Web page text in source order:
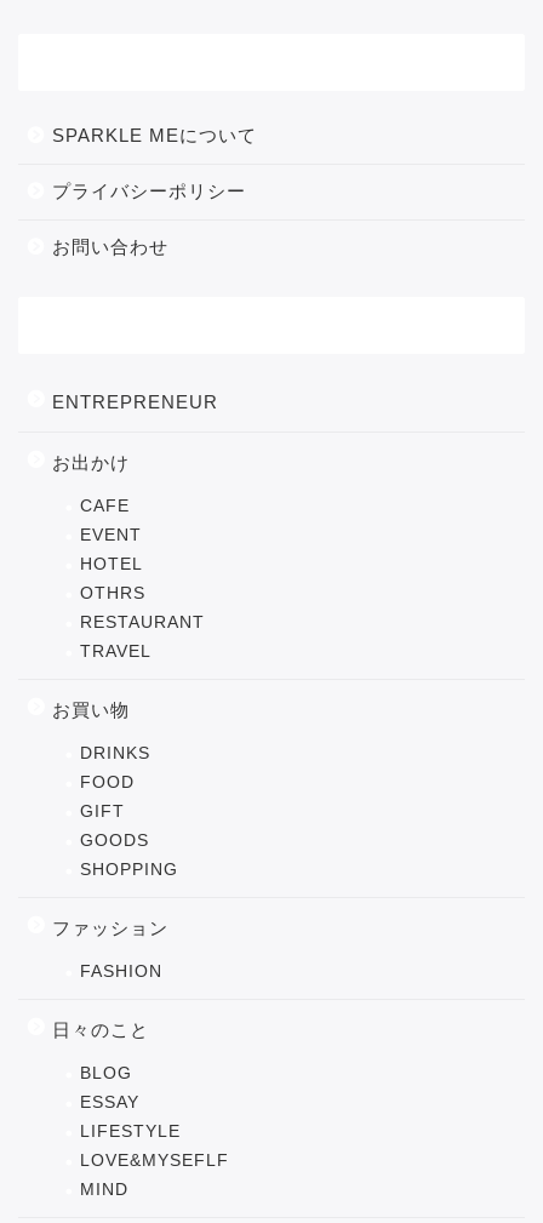
SPARKLE MEについて
プライバシーポリシー
お問い合わせ
ENTREPRENEUR
お出かけ
CAFE
EVENT
HOTEL
OTHRS
RESTAURANT
TRAVEL
お買い物
DRINKS
FOOD
GIFT
GOODS
SHOPPING
ファッション
FASHION
日々のこと
BLOG
ESSAY
LIFESTYLE
LOVE&MYSEFLF
MIND